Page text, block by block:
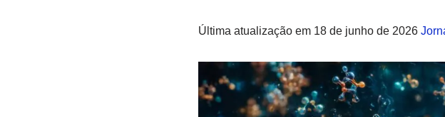
Última atualização em 18 de junho de 2026